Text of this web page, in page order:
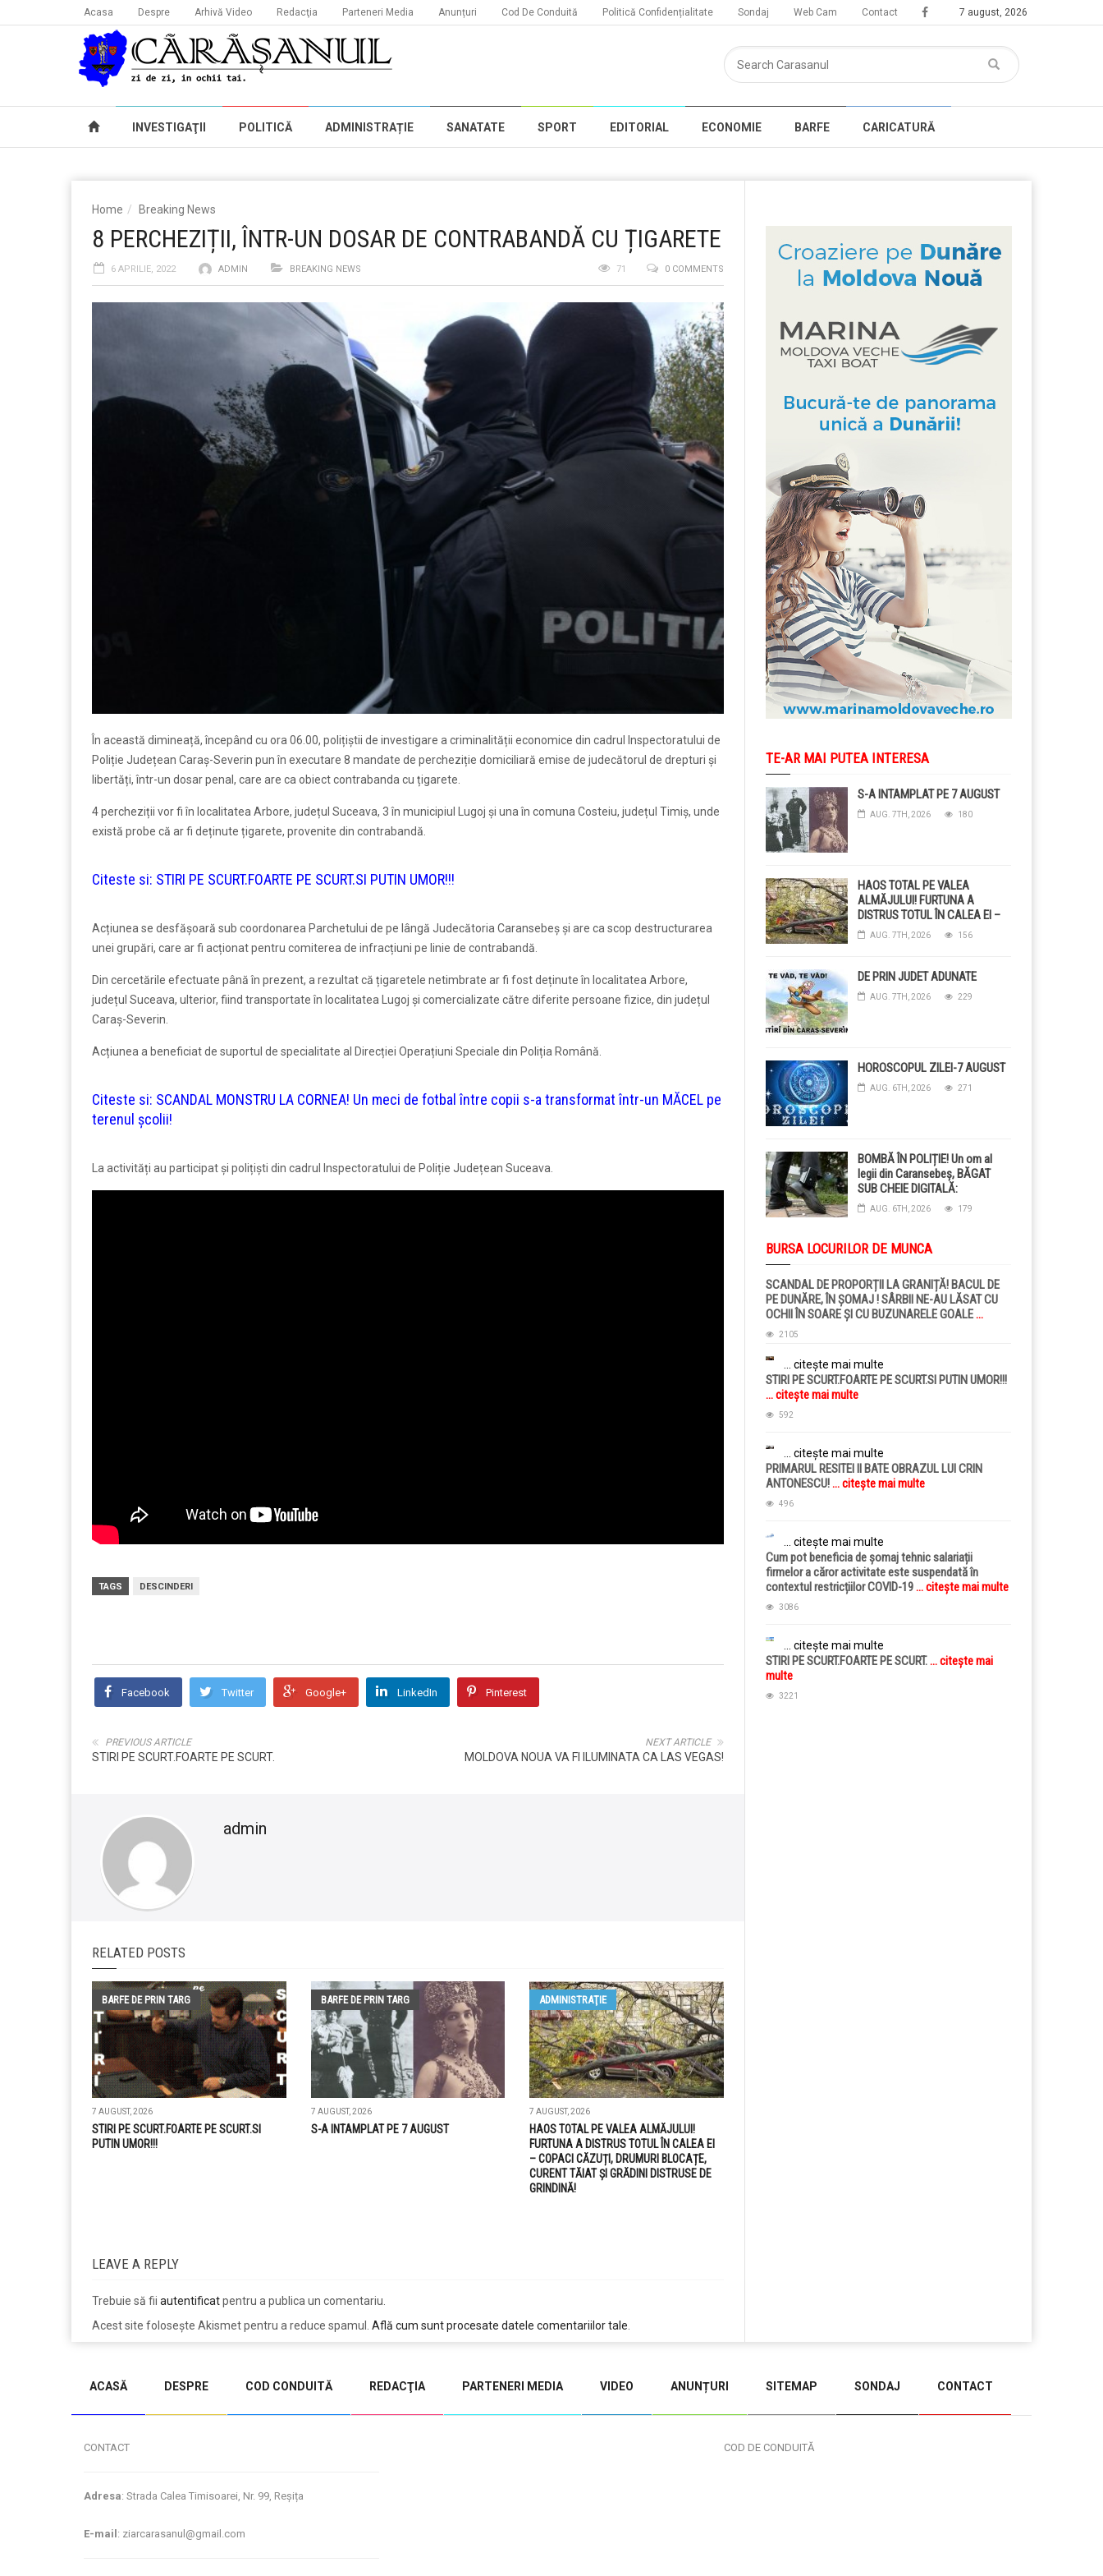
7 august, 2026
Acasa Despre Arhivă Video Redacţia Parteneri Media Anunțuri Cod De Conduită Politică Confidențialitate Sondaj Web Cam Contact
INVESTIGAŢII POLITICĂ ADMINISTRAȚIE SANATATE SPORT EDITORIAL ECONOMIE BARFE CARICATURĂ
Home Breaking News
8 PERCHEZIȚII, ÎNTR-UN DOSAR DE CONTRABANDĂ CU ȚIGARETE
6 APRILIE, 2022 ADMIN BREAKING NEWS 0 COMMENTS
71
În această dimineață, începând cu ora 06.00, polițiștii de investigare a criminalității economice din cadrul Inspectoratului de
Poliție Județean Caraș-Severin pun în executare 8 mandate de percheziție domiciliară emise de judecătorul de drepturi și
libertăți, într-un dosar penal, care are ca obiect contrabanda cu țigarete.
4 percheziții vor fi în localitatea Arbore, județul Suceava, 3 în municipiul Lugoj și una în comuna Costeiu, județul Timiș, unde
există probe că ar fi deținute țigarete, provenite din contrabandă.
Citeste si: STIRI PE SCURT.FOARTE PE SCURT.SI PUTIN UMOR!!!
Acțiunea se desfășoară sub coordonarea Parchetului de pe lângă Judecătoria Caransebeș și are ca scop destructurarea
unei grupări, care ar fi acționat pentru comiterea de infracțiuni pe linie de contrabandă.
Din cercetările efectuate până în prezent, a rezultat că țigaretele netimbrate ar fi fost deținute în localitatea Arbore,
județul Suceava, ulterior, fiind transportate în localitatea Lugoj și comercializate către diferite persoane fizice, din județul
Caraș-Severin.
Acțiunea a beneficiat de suportul de specialitate al Direcției Operațiuni Speciale din Poliția Română.
Citeste si: SCANDAL MONSTRU LA CORNEA! Un meci de fotbal între copii s-a transformat într-un MĂCEL pe
terenul școlii!
La activități au participat și polițiști din cadrul Inspectoratului de Poliție Județean Suceava.
TAGS DESCINDERI
Facebook Twitter Google+ LinkedIn Pinterest
NEXT ARTICLE
MOLDOVA NOUA VA FI ILUMINATA CA LAS VEGAS!
PREVIOUS ARTICLE
STIRI PE SCURT.FOARTE PE SCURT.
admin
RELATED POSTS
BARFE DE PRIN TARG
7 AUGUST, 2026
STIRI PE SCURT.FOARTE PE SCURT.SI
PUTIN UMOR!!!
BARFE DE PRIN TARG
7 AUGUST, 2026
S-A INTAMPLAT PE 7 AUGUST
ADMINISTRAŢIE
7 AUGUST, 2026
HAOS TOTAL PE VALEA ALMĂJULUI!
FURTUNA A DISTRUS TOTUL ÎN CALEA EI
– COPACI CĂZUȚI, DRUMURI BLOCAȚE,
CURENT TĂIAT ȘI GRĂDINI DISTRUSE DE
GRINDINĂ!
LEAVE A REPLY
Trebuie să fii autentificatpentru a publica un comentariu.
Acest site folosește Akismet pentru a reduce spamul. Află cum sunt procesate datele comentariilor tale.
TE-AR MAI PUTEA INTERESA
S-A INTAMPLAT PE 7 AUGUST
AUG. 7TH, 2026 180
HAOS TOTAL PE VALEA
ALMĂJULUI! FURTUNA A
DISTRUS TOTUL ÎN CALEA EI –
COPACI CĂZUȚI, DRUMURI
BLOCAȚE, CURENT TĂIAT ȘI
GRINDINĂ!
AUG. 7TH, 2026 156
DE PRIN JUDET ADUNATE
AUG. 7TH, 2026 229
HOROSCOPUL ZILEI-7 AUGUST
AUG. 6TH, 2026 271
BOMBĂ ÎN POLIȚIE! Un om al
legii din Caransebeș, BĂGAT
SUB CHEIE DIGITALĂ:
Judecătorii i-au pus BRĂȚARĂ
ELECTRONICĂ la picior!
AUG. 6TH, 2026 179
BURSA LOCURILOR DE MUNCA
SCANDAL DE PROPORȚII LA GRANIȚĂ! BACUL DE
PE DUNĂRE, ÎN ȘOMAJ ! SÂRBII NE-AU LĂSAT CU
OCHII ÎN SOARE ȘI CU BUZUNARELE GOALE...
citește mai multe
2105
... citește mai multe
STIRI PE SCURT.FOARTE PE SCURT.SI PUTIN UMOR!!!
... citește mai multe
592
... citește mai multe
PRIMARUL RESITEI II BATE OBRAZUL LUI CRIN
ANTONESCU!... citește mai multe
496
... citește mai multe
Cum pot beneficia de șomaj tehnic salariații
firmelor a căror activitate este suspendată în
contextul restricțiilor COVID-19... citește mai multe
3086
... citește mai multe
STIRI PE SCURT.FOARTE PE SCURT.... citește mai
multe
3221
ACASĂ DESPRE COD CONDUITĂ REDACŢIA PARTENERI MEDIA VIDEO ANUNȚURI SITEMAP SONDAJ CONTACT
CONTACT
Adresa: Strada Calea Timisoarei, Nr. 99, Reșița
E-mail : ziarcarasanul@gmail.com
COD DE CONDUITĂ